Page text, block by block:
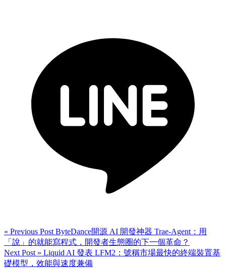
« Previous Post ByteDance開源 AI 開發神器 Trae-Agent：用
「說」的就能寫程式，開發者生態圈的下一個革命？
Next Post » Liquid AI 發表 LFM2：號稱市場最快的終端裝置基
礎模型，效能與速度兼備